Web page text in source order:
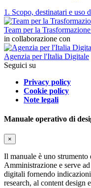
1. Scopo, destinatari e uso
Team per la
in collaborazione con
Agenzia per l'Italia Digitale
Seguici su
Privacy policy
Cookie policy
Note legali
Manuale operativo di
×
Il manuale è uno
Amministrazione e serve
digitali fornendo
research, al content design